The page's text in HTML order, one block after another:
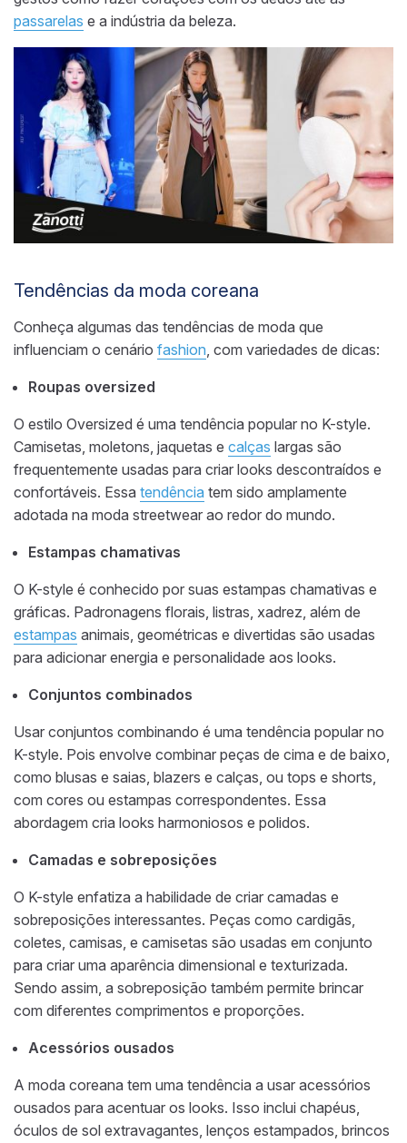
passarelas e a indústria da beleza.
Tendências da moda coreana
Conheça algumas das tendências de moda que
influenciam o cenário fashion, com variedades de dicas:
Roupas oversized
O estilo Oversized é uma tendência popular no K-style.
Camisetas, moletons, jaquetas e calças largas são
frequentemente usadas para criar looks descontraídos e
confortáveis. Essa tendência tem sido amplamente
adotada na moda streetwear ao redor do mundo.
Estampas chamativas
O K-style é conhecido por suas estampas chamativas e
gráficas. Padronagens florais, listras, xadrez, além de
estampas animais, geométricas e divertidas são usadas
para adicionar energia e personalidade aos looks.
Conjuntos combinados
Usar conjuntos combinando é uma tendência popular no
K-style. Pois envolve combinar peças de cima e de baixo,
como blusas e saias, blazers e calças, ou tops e shorts,
com cores ou estampas correspondentes. Essa
abordagem cria looks harmoniosos e polidos.
Camadas e sobreposições
O K-style enfatiza a habilidade de criar camadas e
sobreposições interessantes. Peças como cardigãs,
coletes, camisas, e camisetas são usadas em conjunto
para criar uma aparência dimensional e texturizada.
Sendo assim, a sobreposição também permite brincar
com diferentes comprimentos e proporções.
Acessórios ousados
A moda coreana tem uma tendência a usar acessórios
ousados para acentuar os looks. Isso inclui chapéus,
óculos de sol extravagantes, lenços estampados, brincos